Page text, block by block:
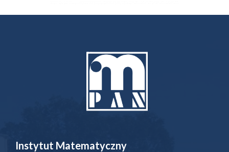
Instytut Matematyczny